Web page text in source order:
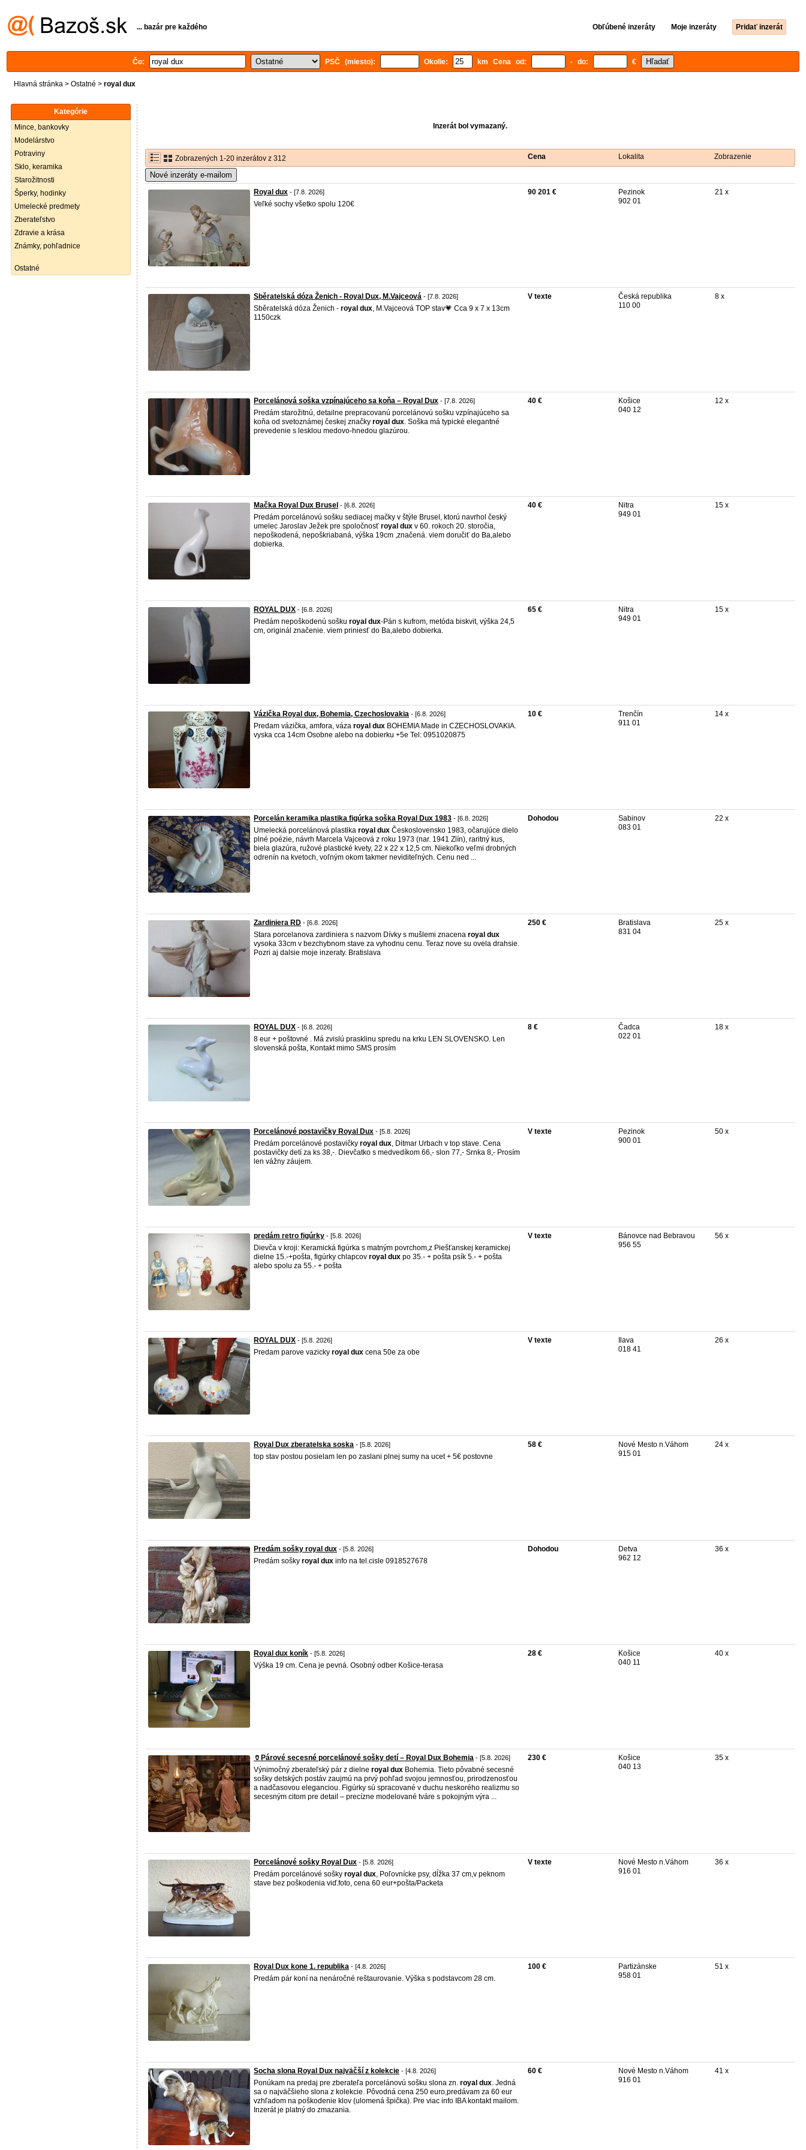
... bazár pre každého Obľúbené inzeráty Moje inzeráty Pridať inzerát
Čo: PSČ (miesto): Okolie: km Cena od: - do: €
Hlavná stránka > Ostatné > royal dux
Kategórie
Mince, bankovky
Modelárstvo
Potraviny
Sklo, keramika
Starožitnosti
Šperky, hodinky
Umelecké predmety
Zberateľstvo
Zdravie a krása
Známky, pohľadnice
Ostatné
Inzerát bol vymazaný.
Zobrazených 1-20 inzerátov z 312 Cena Lokalita Zobrazenie
Nové inzeráty e-mailom
Royal dux - [7.8. 2026]
Veľké sochy všetko spolu 120€
90 201 €
Pezinok
902 01
21 x
Sběratelská dóza Ženich - Royal Dux, M.Vajceová - [7.8. 2026]
Sběratelská dóza Ženich - royal dux, M.Vajceová TOP stav💗 Cca 9 x 7 x 13cm
1150czk
V texte
Česká republika
110 00
8 x
Porcelánová soška vzpínajúceho sa koňa – Royal Dux - [7.8. 2026]
Predám starožitnú, detailne prepracovanú porcelánovú sošku vzpínajúceho sa
koňa od svetoznámej českej značky royal dux. Soška má typické elegantné
prevedenie s lesklou medovo-hnedou glazúrou.
40 €
Košice
040 12
12 x
Mačka Royal Dux Brusel - [6.8. 2026]
Predám porcelánovú sošku sediacej mačky v štýle Brusel, ktorú navrhol český
umelec Jaroslav Ježek pre spoločnosť royal dux v 60. rokoch 20. storočia,
nepoškodená, nepoškriabaná, výška 19cm ,značená. viem doručiť do Ba,alebo
dobierka.
40 €
Nitra
949 01
15 x
ROYAL DUX - [6.8. 2026]
Predám nepoškodenú sošku royal dux-Pán s kufrom, metóda biskvit, výška 24,5
cm, originál značenie. viem priniesť do Ba,alebo dobierka.
65 €
Nitra
949 01
15 x
Vázička Royal dux, Bohemia, Czechoslovakia - [6.8. 2026]
Predam vázička, amfora, váza royal dux BOHEMIA Made in CZECHOSLOVAKIA.
vyska cca 14cm Osobne alebo na dobierku +5e Tel: 0951020875
10 €
Trenčín
911 01
14 x
Porcelán keramika plastika figúrka soška Royal Dux 1983 - [6.8. 2026]
Umelecká porcelánová plastika royal dux Československo 1983, očarujúce dielo
plné poézie, návrh Marcela Vajceová z roku 1973 (nar. 1941 Zlín), raritný kus,
biela glazúra, ružové plastické kvety, 22 x 22 x 12,5 cm. Niekoľko veľmi drobných
odrenín na kvetoch, voľným okom takmer neviditeľných. Cenu ned ...
Dohodou
Sabinov
083 01
22 x
Zardiniera RD - [6.8. 2026]
Stara porcelanova zardiniera s nazvom Dívky s mušlemi znacena royal dux
vysoka 33cm v bezchybnom stave za vyhodnu cenu. Teraz nove su ovela drahsie.
Pozri aj dalsie moje inzeraty. Bratislava
250 €
Bratislava
831 04
25 x
ROYAL DUX - [6.8. 2026]
8 eur + poštovné . Má zvislú prasklinu spredu na krku LEN SLOVENSKO. Len
slovenská pošta, Kontakt mimo SMS prosím
8 €
Čadca
022 01
18 x
Porcelánové postavičky Royal Dux - [5.8. 2026]
Predám porcelánové postavičky royal dux, Ditmar Urbach v top stave. Cena
postavičky detí za ks 38,-. Dievčatko s medvedíkom 66,- slon 77,- Srnka 8,- Prosím
len vážny záujem.
V texte
Pezinok
900 01
50 x
predám retro figúrky - [5.8. 2026]
Dievča v kroji: Keramická figúrka s matným povrchom,z Piešťanskej keramickej
dielne 15.-+pošta, figúrky chlapcov royal dux po 35.- + pošta psík 5.- + pošta
alebo spolu za 55.- + pošta
V texte
Bánovce nad Bebravou
956 55
56 x
ROYAL DUX - [5.8. 2026]
Predam parove vazicky royal dux cena 50e za obe
V texte
Ilava
018 41
26 x
Royal Dux zberatelska soska - [5.8. 2026]
top stav postou posielam len po zaslani plnej sumy na ucet + 5€ postovne
58 €
Nové Mesto n.Váhom
915 01
24 x
Predám sošky royal dux - [5.8. 2026]
Predám sošky royal dux info na tel.cisle 0918527678
Dohodou
Detva
962 12
36 x
Royal dux koník - [5.8. 2026]
Výška 19 cm. Cena je pevná. Osobný odber Košice-terasa
28 €
Košice
040 11
40 x
🏺Párové secesné porcelánové sošky detí – Royal Dux Bohemia - [5.8. 2026]
Výnimočný zberateľský pár z dielne royal dux Bohemia. Tieto pôvabné secesné
sošky detských postáv zaujmú na prvý pohľad svojou jemnosťou, prirodzenosťou
a nadčasovou eleganciou. Figúrky sú spracované v duchu neskorého realizmu so
secesným citom pre detail – precízne modelované tváre s pokojným výra ...
230 €
Košice
040 13
35 x
Porcelánové sošky Royal Dux - [5.8. 2026]
Predám porcelánové sošky royal dux, Poľovnícke psy, dĺžka 37 cm,v peknom
stave bez poškodenia viď.foto, cena 60 eur+pošta/Packeta
V texte
Nové Mesto n.Váhom
916 01
36 x
Royal Dux kone 1. republika - [4.8. 2026]
Predám pár koní na nenáročné reštaurovanie. Výška s podstavcom 28 cm.
100 €
Partizánske
958 01
51 x
Socha slona Royal Dux najväčší z kolekcie - [4.8. 2026]
Ponúkam na predaj pre zberateľa porcelánovú sošku slona zn. royal dux. Jedná
sa o najväčšieho slona z kolekcie. Pôvodná cena 250 euro,predávam za 60 eur
vzhľadom na poškodenie klov (ulomená špička). Pre viac info IBA kontakt mailom.
Inzerát je platný do zmazania.
60 €
Nové Mesto n.Váhom
916 01
41 x